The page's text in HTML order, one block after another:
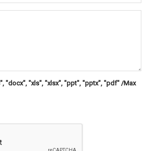
"docx", "xls", "xlsx", "ppt", "pptx", "pdf" /Max